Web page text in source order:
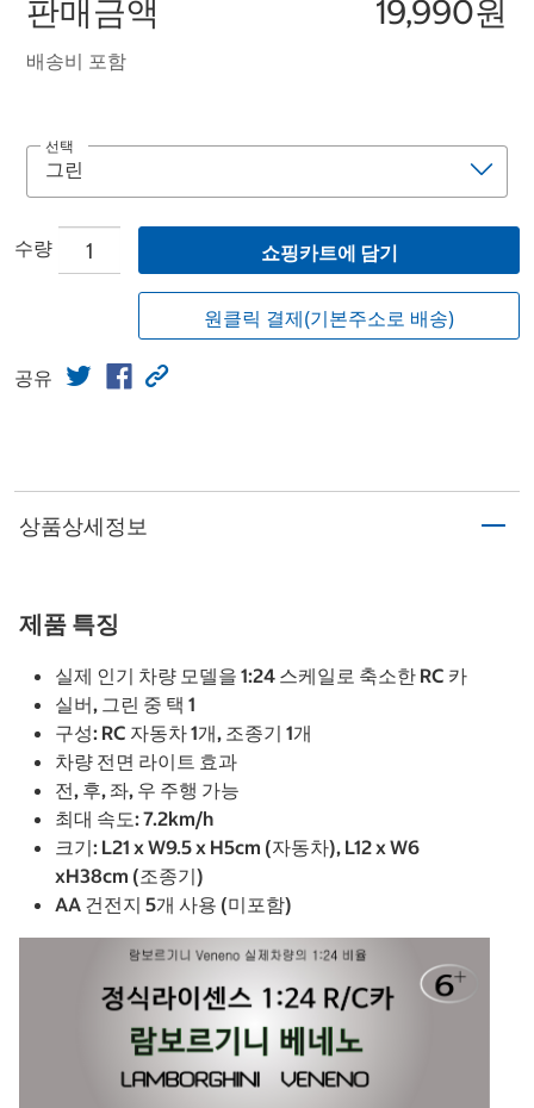
판매금액 19,990원
배송비 포함
선택
수량 쇼핑카트에 담기
원클릭 결제(기본주소로 배송)
공유
상품상세정보
제품 특징
실제 인기 차량 모델을 1:24 스케일로 축소한 RC 카
실버, 그린 중 택 1
구성: RC 자동차 1개, 조종기 1개
차량 전면 라이트 효과
전, 후, 좌, 우 주행 가능
최대 속도: 7.2km/h
크기: L21 x W9.5 x H5cm (자동차), L12 x W6
xH38cm (조종기)
AA 건전지 5개 사용 (미포함)